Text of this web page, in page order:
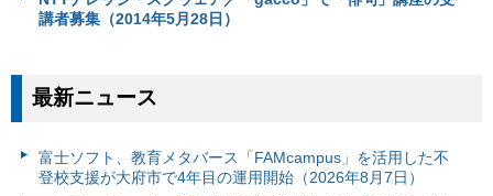
講者募集（2014年5月28日）
最新ニュース
富⼠ソフト、教育メタバース「FAMcampus」を活用した不
登校支援が大府市で4年目の運用開始（2026年8月7日）